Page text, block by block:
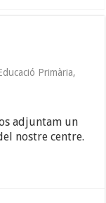
Primària,
adjuntam un
nostre centre.